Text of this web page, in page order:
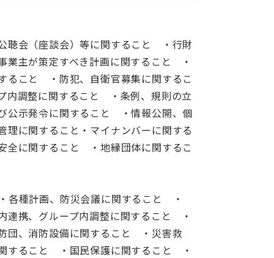
聴会（座談会）等に関すること ・行財
主が策定すべき計画に関すること ・
ること ・防犯、自衛官募集に関するこ
内調整に関すること ・条例、規則の立
公示発令に関すること ・情報公開、個
に関すること・マイナンバーに関する
全に関すること ・地縁団体に関するこ
各種計画、防災会議に関すること ・
携、グループ内調整に関すること ・
団、消防設備に関すること ・災害救
すること ・国民保護に関すること ・